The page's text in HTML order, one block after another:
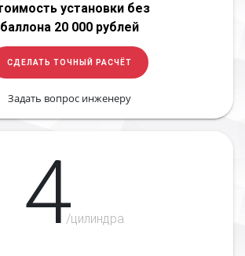
установки без
баллона 20 000 рублей
СДЕЛАТЬ ТОЧНЫЙ РАСЧЁТ
Задать вопрос инженеру
4/цилиндра